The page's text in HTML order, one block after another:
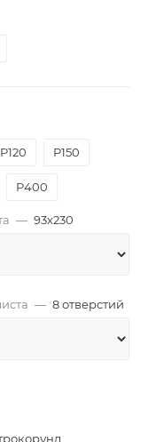
P120 P150
P400
— 93х230
— 8 отверстий